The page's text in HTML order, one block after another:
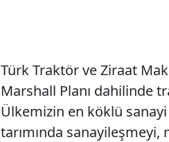
Türk Traktör ve Ziraat
Marshall Planı dahilinde
Ülkemizin en köklü
tarımında sanayileşmeyi,